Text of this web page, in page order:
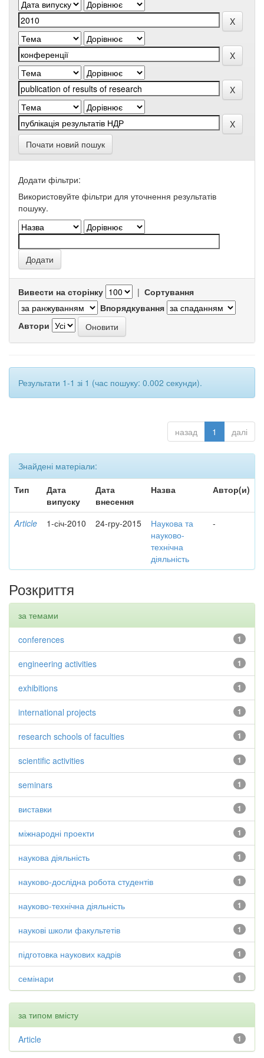
Почати новий пошук
Додати фільтри:
Використовуйте фільтри для уточнення результатів
пошуку.
Вивести на сторінку | Сортування
Впорядкування
Автори
Результати 1-1 зі 1 (час пошуку: 0.002 секунди).
назад 1 далі
Знайдені матеріали:
Тип
Дата
випуску
Дата
внесення
Назва Автор(и)
Article 1-січ-2010 24-гру-2015
Наукова та
науково-
технічна
діяльність
-
Розкриття
за темами
1
conferences
1
engineering activities
1
exhibitions
1
international projects
1
research schools of faculties
1
scientific activities
1
seminars
1
виставки
1
міжнародні проекти
1
наукова діяльність
1
науково-дослідна робота студентів
1
науково-технічна діяльність
1
наукові школи факультетів
1
підготовка наукових кадрів
1
семінари
за типом вмісту
1
Article